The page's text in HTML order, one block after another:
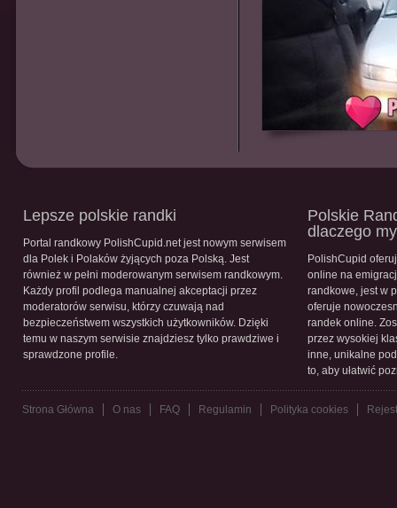
Lepsze polskie randki
Portal randkowy PolishCupid.net jest nowym serwisem
dla Polek i Polaków żyjących poza Polską. Jest
również w pełni moderowanym serwisem randkowym.
Każdy profil podlega manualnej akceptacji przez
moderatorów serwisu, którzy czuwają nad
bezpieczeństwem wszystkich użytkowników. Dzięki
temu w naszym serwisie znajdziesz tylko prawdziwe i
sprawdzone profile.
Polskie
dlaczego
PolishCupid
online na
randkowe, jest w
oferuje
randek online.
przez wysokiej
inne, unikalne
to, aby ułatwić
Strona Główna O nas FAQ Regulamin Polityka cookies